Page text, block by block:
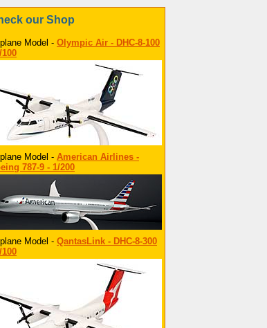
our Shop
Model - Olympic Air - DHC-8-100
100
Model - American Airlines -
787-9 - 1/200
Model - QantasLink - DHC-8-300
100